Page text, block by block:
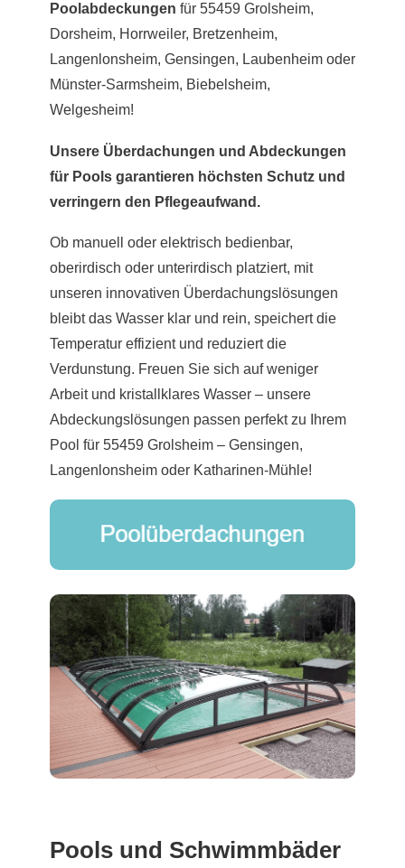
Poolabdeckungen für 55459 Grolsheim,
Dorsheim, Horrweiler, Bretzenheim,
Langenlonsheim, Gensingen, Laubenheim oder
Münster-Sarmsheim, Biebelsheim,
Welgesheim!
Unsere Überdachungen und Abdeckungen
für Pools garantieren höchsten Schutz und
verringern den Pflegeaufwand.
Ob manuell oder elektrisch bedienbar,
oberirdisch oder unterirdisch platziert, mit
unseren innovativen Überdachungslösungen
bleibt das Wasser klar und rein, speichert die
Temperatur effizient und reduziert die
Verdunstung. Freuen Sie sich auf weniger
Arbeit und kristallklares Wasser – unsere
Abdeckungslösungen passen perfekt zu Ihrem
Pool für 55459 Grolsheim – Gensingen,
Langenlonsheim oder Katharinen-Mühle!
Pools und Schwimmbäder